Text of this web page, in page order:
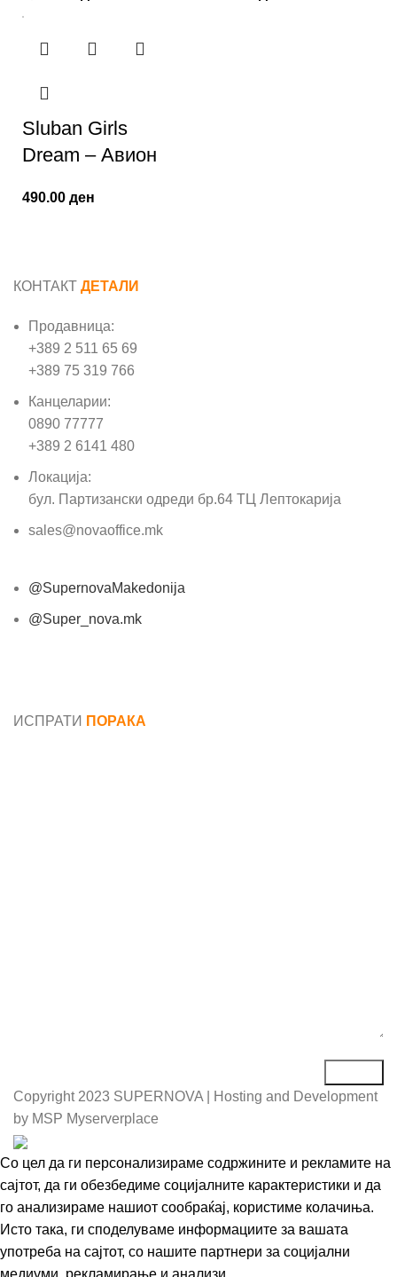
Sluban Girls
Dream – Авион
490.00 ден
КОНТАКТ ДЕТАЛИ
Продавница:
+389 2 511 65 69
+389 75 319 766
Канцеларии:
0890 77777
+389 2 6141 480
Локација:
бул. Партизански одреди бр.64 ТЦ Лептокарија
sales@novaoffice.mk
@SupernovaMakedonija
@Super_nova.mk
ИСПРАТИ ПОРАКА
Copyright 2023 SUPERNOVA | Hosting and Development
by MSP Myserverplace
Со цел да ги персонализираме содржините и рекламите на
сајтот, да ги обезбедиме социјалните карактеристики и да
го анализираме нашиот сообраќај, користиме колачиња.
Исто така, ги споделуваме информациите за вашата
употреба на сајтот, со нашите партнери за социјални
медиуми, рекламирање и анализи.